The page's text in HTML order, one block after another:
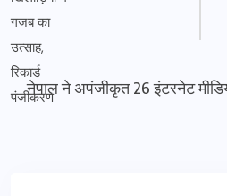
नेपाल ने अपंजीकृत 26 इंटरनेट